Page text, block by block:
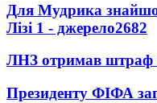
Для Мудрика
Лізі 1 - джерело2682
ЛНЗ отримав
Президенту ФІФА